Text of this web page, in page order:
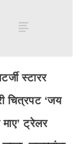
स्टारर
चित्रपट ‘जय
माए’ ट्रेलर